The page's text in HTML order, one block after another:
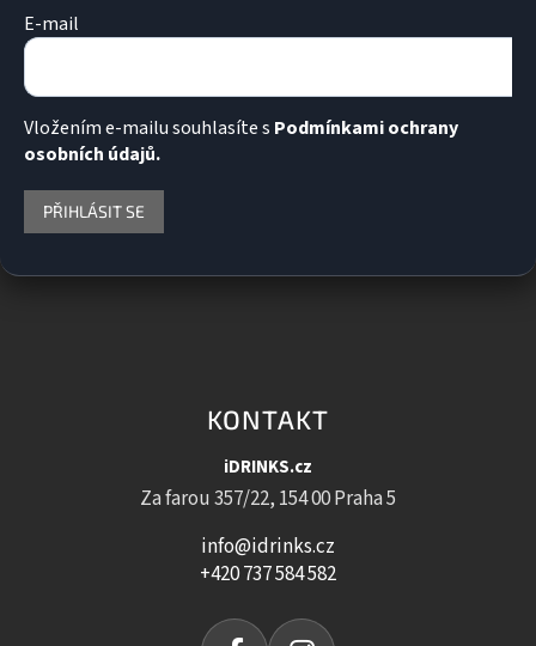
E-mail
Vložením e-mailu souhlasíte s Podmínkami ochrany
osobních údajů.
PŘIHLÁSIT SE
KONTAKT
iDRINKS.cz
Za farou 357/22, 154 00 Praha 5
info@idrinks.cz
+420 737 584 582